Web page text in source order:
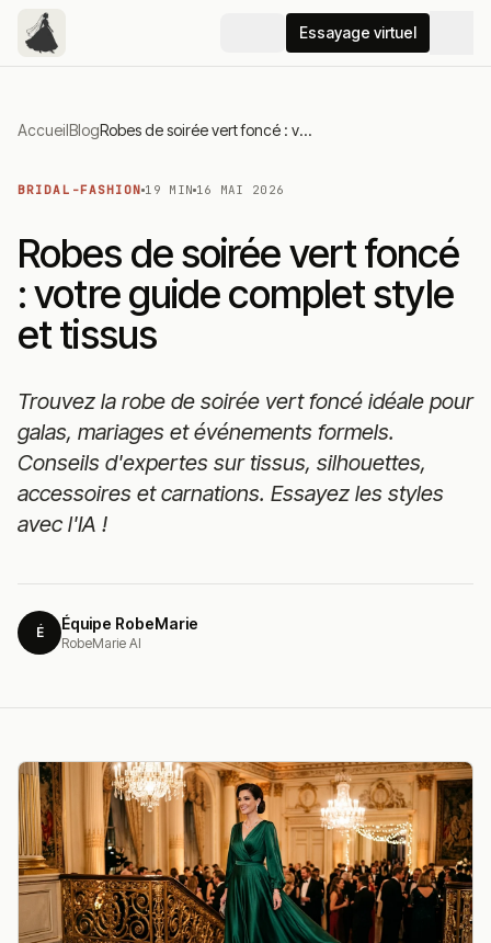
Essayage virtuel
AccueilBlog Robes de soirée vert foncé : votre guide complet style et tissus
BRIDAL-FASHION 19 MIN 16 MAI 2026
Robes de soirée vert foncé
: votre guide complet style
et tissus
Trouvez la robe de soirée vert foncé idéale pour
galas, mariages et événements formels.
Conseils d'expertes sur tissus, silhouettes,
accessoires et carnations. Essayez les styles
avec l'IA !
É Équipe RobeMarie
RobeMarie AI